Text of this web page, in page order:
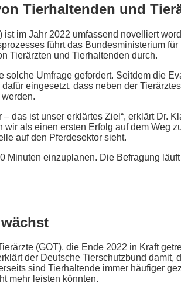
Tierhaltenden und
im Jahr 2022 umfassend novelliert
führt das Bundesministerium
Tierärzten und Tierhaltenden durch.
solche Umfrage gefordert. Seitdem die
eingesetzt, dass neben der
das ist unser erklärtes Ziel“, erklärt Dr.
als einen ersten Erfolg auf dem Weg
auf den Pferdesektor sieht.
Minuten einzuplanen. Die Befragung
(GOT), die Ende 2022 in Kraft
der Deutsche Tierschutzbund damit,
sind Tierhaltende immer häufiger
mehr leisten könnten.